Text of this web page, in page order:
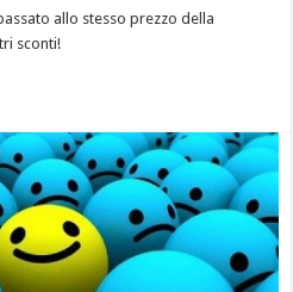
allo stesso prezzo della
sconti!